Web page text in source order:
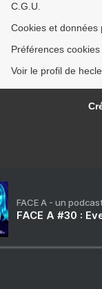
C.G.U.
Cookies et données
Préférences cookies
Voir le profil de
FACE A - un
FACE A #30 :